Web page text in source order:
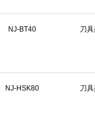
NJ-BT40 刀
NJ-HSK80 刀